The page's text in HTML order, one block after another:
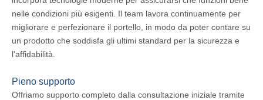
nelle condizioni più esigenti. Il team lavora continuamente per
migliorare e perfezionare il portello, in modo da poter contare su
un prodotto che soddisfa gli ultimi standard per la sicurezza e
l'affidabilità.
Pieno supporto
Offriamo supporto completo dalla consultazione iniziale tramite